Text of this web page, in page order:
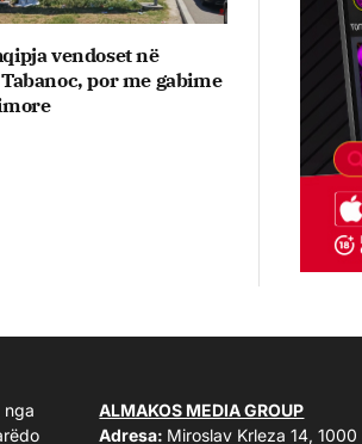
vendoset në
por me gabime
nga
ALMAKOS MEDIA GROUP
Adresa: Miroslav Krleza 14,